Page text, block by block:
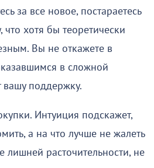
за все новое, постараетесь
что хотя бы теоретически
Вы не откажете в
в сложной
вашу поддержку.
Интуиция подскажет,
а на что лучше не жалеть
лишней расточительности, не